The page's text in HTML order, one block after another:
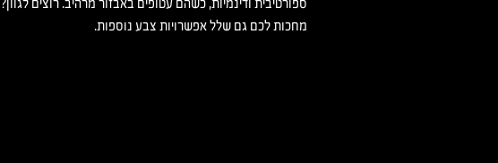
מחכות לכם גם שלל אפשרויות צבע נוספות.